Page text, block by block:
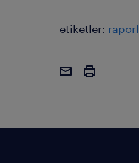
etiketler: